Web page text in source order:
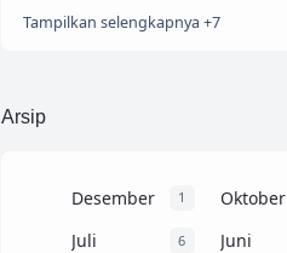
Dunia Mahasiswa 4
Tampilkan selengkapnya +7
Arsip
Desember 1 Oktober
Juli 6 Juni